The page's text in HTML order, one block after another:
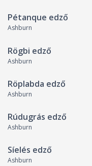
Pétanque edző
Ashburn
Rögbi edző
Ashburn
Röplabda edző
Ashburn
Rúdugrás edző
Ashburn
Síelés edző
Ashburn